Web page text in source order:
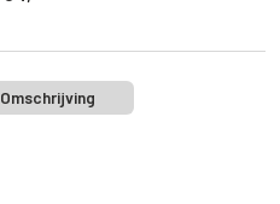
Omschrijving